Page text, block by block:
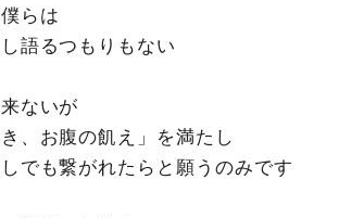
らは
語るつもりもない
ないが
、お腹の飢え」を満たし
でも繋がれたらと願うのみです